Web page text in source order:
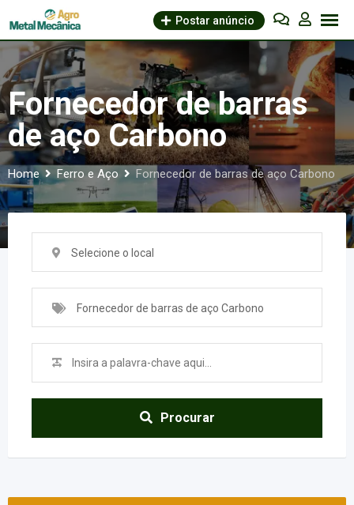
to
content
Postar anúncio
Fornecedor de barras
de aço Carbono
Home Ferro e Aço Fornecedor de barras de aço Carbono
Selecione o local
Fornecedor de barras de aço Carbono
Procurar